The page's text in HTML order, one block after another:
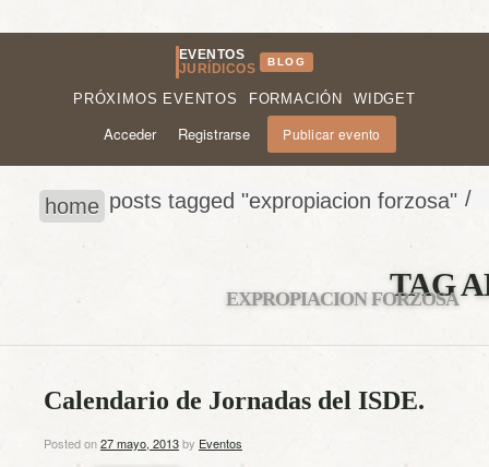
EVENTOS
JURÍDICOS
BLOG
PRÓXIMOS EVENTOS FORMACIÓN WIDGET
Acceder Registrarse Publicar evento
home /
posts tagged "expropiacion forzosa"
TAG
EXPROPIACION FORZOSA
Calendario de Jornadas del ISDE.
Posted on27 mayo, 2013by Eventos